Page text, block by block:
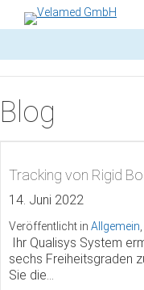
Blog
Tracking von Rigid
14. Juni 2022
Veröffentlicht in Allgemein
Ihr Qualisys System
sechs Freiheitsgraden
Sie die…